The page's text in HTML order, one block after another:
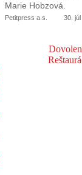
Marie Hobzová.
Petitpress a.s. 30. júl